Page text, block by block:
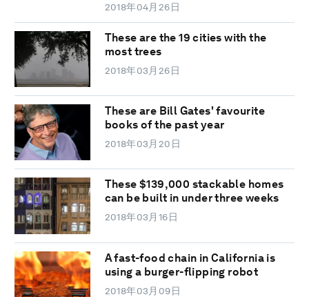
2018年04月26日
These are the 19 cities with the
most trees
2018年03月26日
These are Bill Gates' favourite
books of the past year
2018年03月20日
These $139,000 stackable homes
can be built in under three weeks
2018年03月16日
A fast-food chain in California is
using a burger-flipping robot
2018年03月09日